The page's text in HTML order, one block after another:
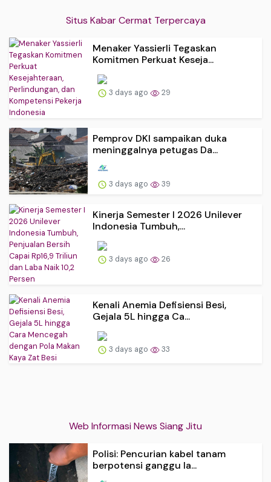
Situs Kabar Cermat Terpercaya
Menaker Yassierli Tegaskan
Komitmen Perkuat Keseja...
3 days ago 29
Pemprov DKI sampaikan duka
meninggalnya petugas Da...
3 days ago 39
Kinerja Semester I 2026 Unilever
Indonesia Tumbuh,...
3 days ago 26
Kenali Anemia Defisiensi Besi,
Gejala 5L hingga Ca...
3 days ago 33
Web Informasi News Siang Jitu
Polisi: Pencurian kabel tanam
berpotensi ganggu la...